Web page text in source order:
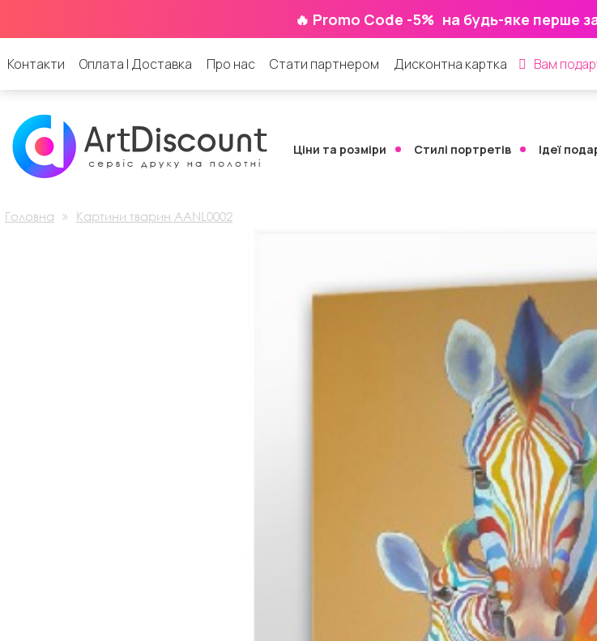
🔥 Promo Code -5% на будь-яке перше
Контакти Оплата | Доставка Про нас Стати партнером Дисконтна картка Вам
Ціни та розміри Стилі портретів Ідеї
Головна » Картини тварин AANL0002